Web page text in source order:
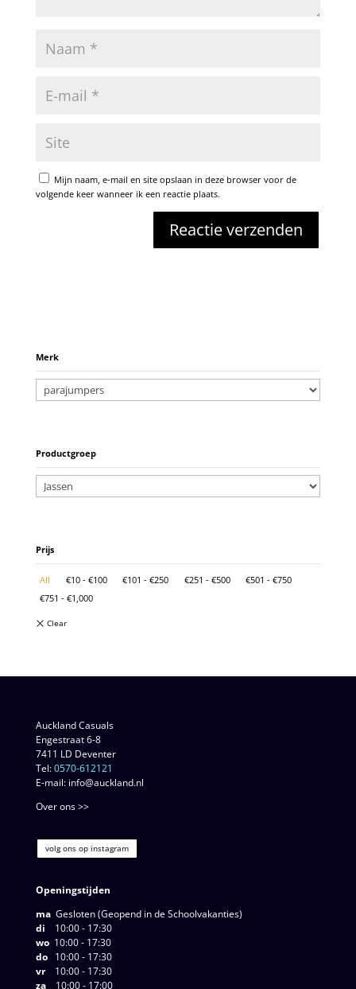
Mijn naam, e-mail en site opslaan in deze browser voor de
volgende keer wanneer ik een reactie plaats.
Merk
Productgroep
Prijs
All €10- €100 €101 -€250 €251 - €500 €501 -€750
€751 -€1,000
Auckland Casuals
Engestraat 6-8
7411 LD Deventer
Tel:0570-612121
E-mail: info@auckland.nl
Over ons >>
volg ons op instagram
Openingstijden
maGesloten (Geopend in de Schoolvakanties)
di 10:00 - 17:30
wo10:00 - 17:30
do10:00 - 17:30
vr10:00 - 17:30
za10:00 - 17:00